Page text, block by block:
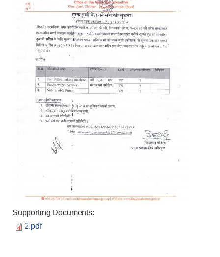
Supporting Documents:
2.pdf